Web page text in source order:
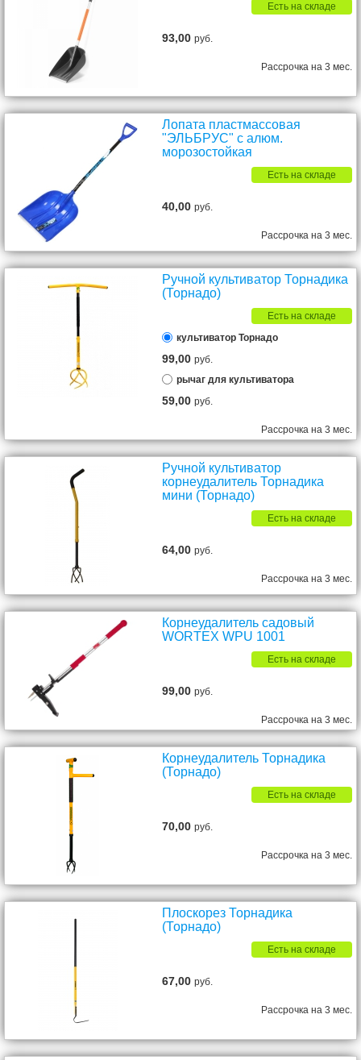
Есть на складе
93,00руб.
Рассрочка на 3 мес.
Лопата пластмассовая
"ЭЛЬБРУС" с алюм.
морозостойкая
Есть на складе
40,00руб.
Рассрочка на 3 мес.
Ручной культиватор Торнадика
(Торнадо)
Есть на складе
культиватор Торнадо
99,00руб.
рычаг для культиватора
59,00руб.
Рассрочка на 3 мес.
Ручной культиватор
корнеудалитель Торнадика
мини (Торнадо)
Есть на складе
64,00руб.
Рассрочка на 3 мес.
Корнеудалитель садовый
WORTEX WPU 1001
Есть на складе
99,00руб.
Рассрочка на 3 мес.
Корнеудалитель Торнадика
(Торнадо)
Есть на складе
70,00руб.
Рассрочка на 3 мес.
Плоскорез Торнадика
(Торнадо)
Есть на складе
67,00руб.
Рассрочка на 3 мес.